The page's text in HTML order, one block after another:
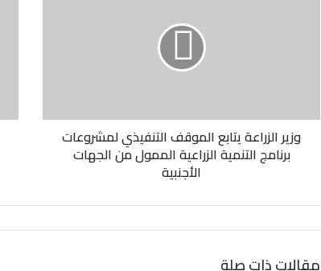
ن
وزير الزراعة يتابع الموقف التنفيذي لمشروعات
برنامج التنمية الزراعية الممول من الجهات
الأجنبية
مقالات ذات صلة